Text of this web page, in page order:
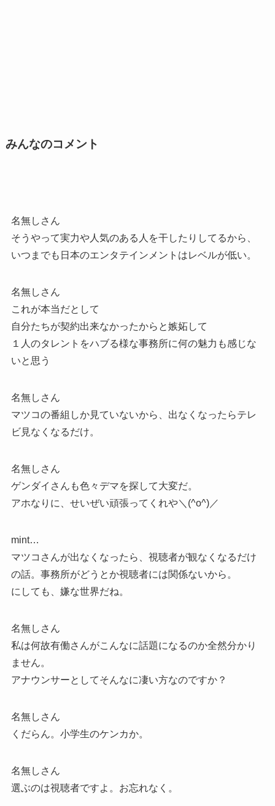
みんなのコメント
名無しさん
そうやって実力や人気のある人を干したりしてるから、
いつまでも日本のエンタテインメントはレベルが低い。
名無しさん
これが本当だとして
自分たちが契約出来なかったからと嫉妬して
１人のタレントをハブる様な事務所に何の魅力も感じな
いと思う
名無しさん
マツコの番組しか見ていないから、出なくなったらテレ
ビ見なくなるだけ。
名無しさん
ゲンダイさんも色々デマを探して大変だ。
アホなりに、せいぜい頑張ってくれや＼(^o^)／
mint…
マツコさんが出なくなったら、視聴者が観なくなるだけ
の話。事務所がどうとか視聴者には関係ないから。
にしても、嫌な世界だね。
名無しさん
私は何故有働さんがこんなに話題になるのか全然分かり
ません。
アナウンサーとしてそんなに凄い方なのですか？
名無しさん
くだらん。小学生のケンカか。
名無しさん
選ぶのは視聴者ですよ。お忘れなく。